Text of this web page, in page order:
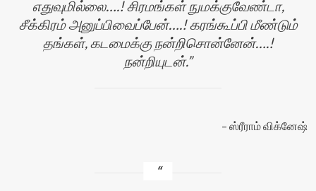
எதுவுமில்லை….! சிரமங்கள் நுமக்குவேண்டா,
சீக்கிரம் அனுப்பிவைப்பேன்….! கரங்கூப்பி மீண்டும்
தங்கள், கடமைக்கு நன்றிசொன்னேன்….!
நன்றியுடன்.
ஸ்ரீராம் விக்னேஷ்